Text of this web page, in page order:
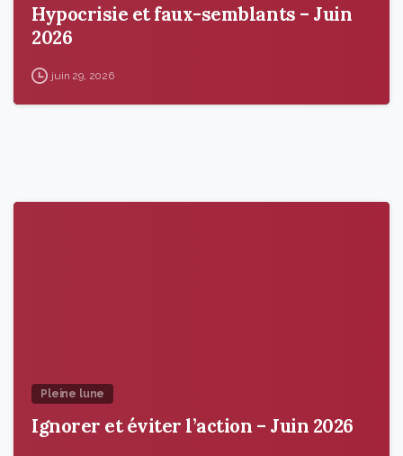
Hypocrisie et faux-semblants – Juin
2026
juin 29, 2026
Pleine lune
Ignorer et éviter l’action – Juin 2026